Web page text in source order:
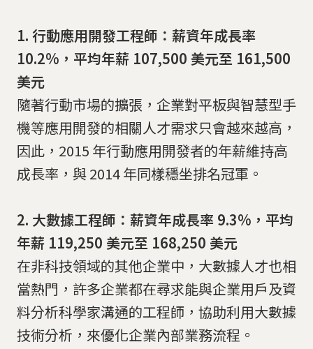
1. 行動應用開發工程師：薪資年成長率
10.2%，平均年薪 107,500 美元至 161,500
美元
隨著行動市場的擴張，企業對平板與智慧型手
機等應用開發的相關人才需求只會越來越高，
因此，2015 年行動應用開發者的年薪維持高
成長率，與 2014 年同樣穩坐排名冠軍。
2. 大數據工程師：薪資年成長率 9.3%，平均
年薪 119,250 美元至 168,250 美元
在非科技領域的其他企業中，大數據人才也相
當熱門，許多企業都在尋求能與企業用戶及資
料分析科學家溝通的工程師，協助利用大數據
技術分析，來優化企業內部業務流程。